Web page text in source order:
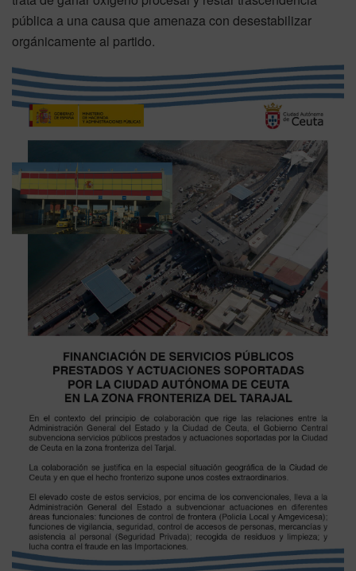
pública a una causa que amenaza con desestabilizar
orgánicamente al partido.